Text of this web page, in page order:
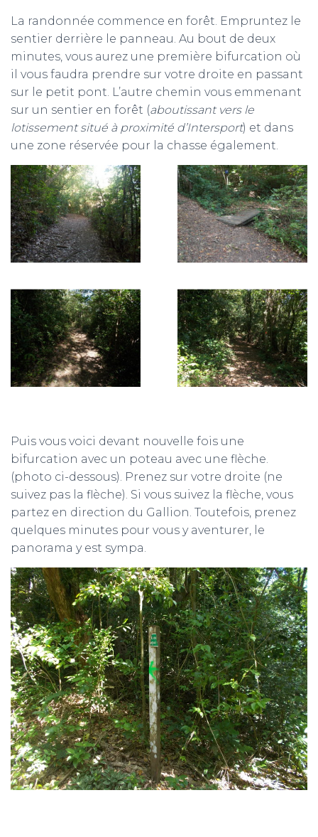
La randonnée commence en forêt. Empruntez le
sentier derrière le panneau. Au bout de deux
minutes, vous aurez une première bifurcation où
il vous faudra prendre sur votre droite en passant
sur le petit pont. L’autre chemin vous emmenant
sur un sentier en forêt (aboutissant vers le
lotissement situé à proximité d’Intersport) et dans
une zone réservée pour la chasse également.
Puis vous voici devant nouvelle fois une
bifurcation avec un poteau avec une flèche.
(photo ci-dessous). Prenez sur votre droite (ne
suivez pas la flèche). Si vous suivez la flèche, vous
partez en direction du Gallion. Toutefois, prenez
quelques minutes pour vous y aventurer, le
panorama y est sympa.